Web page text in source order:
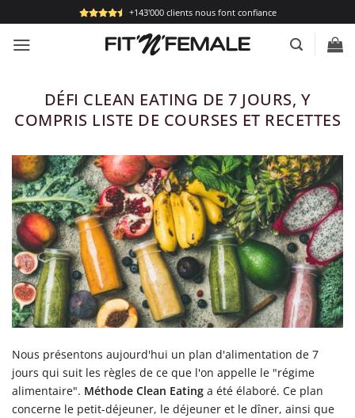
au
contenu
+143'000 clients nous font confiance
DÉFI CLEAN EATING DE 7 JOURS, Y
COMPRIS LISTE DE COURSES ET RECETTES
Nous présentons aujourd'hui un plan d'alimentation de 7
jours qui suit les règles de ce que l'on appelle le "régime
alimentaire". Méthode Clean Eating a été élaboré. Ce plan
concerne le petit-déjeuner, le déjeuner et le dîner, ainsi que